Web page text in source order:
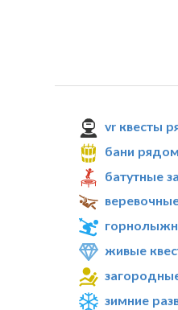
vr квесты
бани
батутные
живые
зимние